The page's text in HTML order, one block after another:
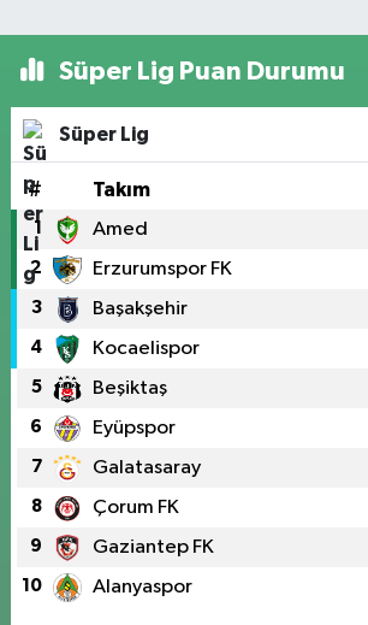
Süper Lig Puan Durumu
Süper Lig
# Takım
1 Amed
2 Erzurumspor FK
3 Başakşehir
4 Kocaelispor
5 Beşiktaş
6 Eyüpspor
7 Galatasaray
8 Çorum FK
9 Gaziantep FK
10 Alanyaspor